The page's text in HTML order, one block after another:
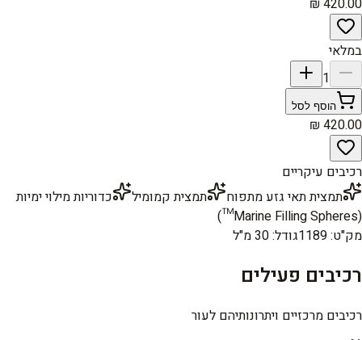
במלאי
1
הוסף לסל
רכיבים עיקריים
תמצית תאי גזע מתפוח
תמצית קמומיל
כדוריות מילוי ימיות
(Marine Filling Spheres™)
מק"ט:
1189גודל:30 מ"ל
רכיבים פעילים
רכיבים מרכזיים ויתרונותיהם לעור